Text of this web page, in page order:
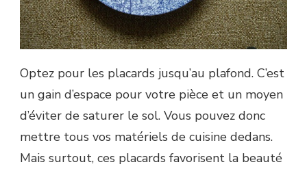
Optez pour les placards jusqu’au plafond. C’est
un gain d’espace pour votre pièce et un moyen
d’éviter de saturer le sol. Vous pouvez donc
mettre tous vos matériels de cuisine dedans.
Mais surtout, ces placards favorisent la beauté